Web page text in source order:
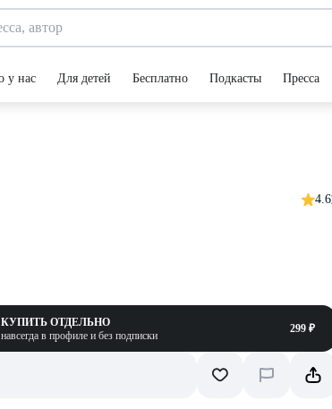
у нас Для детей Бесплатно Подкасты Пресса
4.6
КУПИТЬ ОТДЕЛЬНО
навсегда в профиле и без подписки
299 ₽